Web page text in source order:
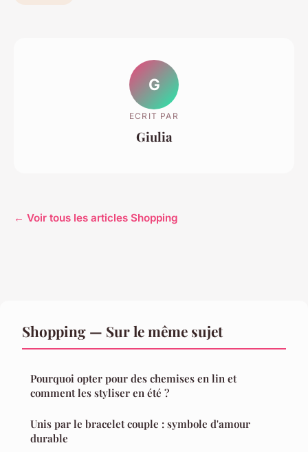
G
ECRIT PAR
Giulia
← Voir tous les articles Shopping
Shopping — Sur le même sujet
Pourquoi opter pour des chemises en lin et
comment les styliser en été ?
Unis par le bracelet couple : symbole d'amour
durable